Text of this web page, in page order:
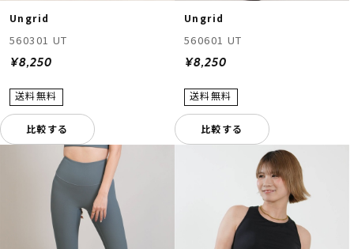
Ungrid
560301 UT
¥8,250
比較する
Ungrid
560601 UT
¥8,250
比較する